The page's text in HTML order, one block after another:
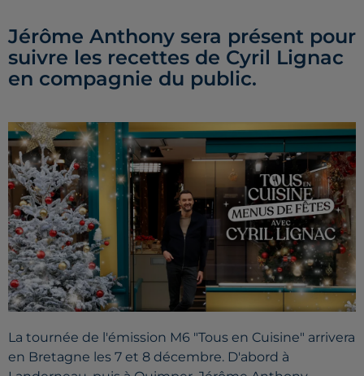
Jérôme Anthony sera présent pour
suivre les recettes de Cyril Lignac
en compagnie du public.
La tournée de l'émission M6 "Tous en Cuisine" arrivera
en Bretagne les 7 et 8 décembre. D'abord à